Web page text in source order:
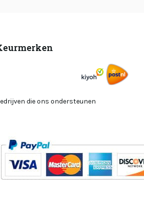
die ons ondersteunen